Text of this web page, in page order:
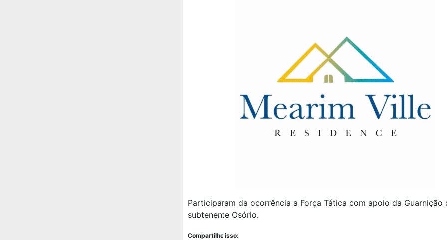
Participaram da ocorrência a Força Tática com apoio da Guarnição
subtenente Osório.
Compartilhe isso: